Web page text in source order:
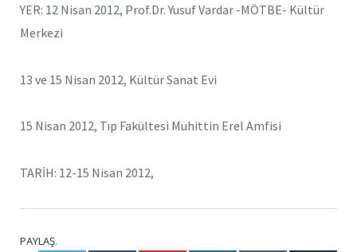
YER: 12 Nisan 2012, Prof.Dr. Yusuf Vardar -MÖTBE- Kültür
Merkezi
13 ve 15 Nisan 2012, Kültür Sanat Evi
15 Nisan 2012, Tıp Fakültesi Muhittin Erel Amfisi
TARİH: 12-15 Nisan 2012,
PAYLAŞ.